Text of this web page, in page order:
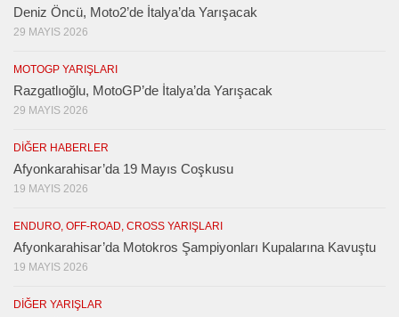
Deniz Öncü, Moto2’de İtalya’da Yarışacak
29 MAYIS 2026
MOTOGP YARIŞLARI
Razgatlıoğlu, MotoGP’de İtalya’da Yarışacak
29 MAYIS 2026
DIĞER HABERLER
Afyonkarahisar’da 19 Mayıs Coşkusu
19 MAYIS 2026
ENDURO, OFF-ROAD, CROSS YARIŞLARI
Afyonkarahisar’da Motokros Şampiyonları Kupalarına Kavuştu
19 MAYIS 2026
DIĞER YARIŞLAR